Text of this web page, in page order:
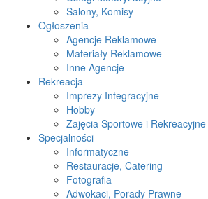
Salony, Komisy
Ogłoszenia
Agencje Reklamowe
Materiały Reklamowe
Inne Agencje
Rekreacja
Imprezy Integracyjne
Hobby
Zajęcia Sportowe i Rekreacyjne
Specjalności
Informatyczne
Restauracje, Catering
Fotografia
Adwokaci, Porady Prawne